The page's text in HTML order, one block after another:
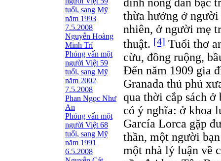
tuổi, sang Mỹ
năm 1993
7.5.2008
Nguyễn Hoàng
Minh Trí
Phỏng vấn một
người Việt 59
tuổi, sang Mỹ
năm 2002
7.5.2008
Phan Ngọc Như
An
Phỏng vấn một
người Việt 68
tuổi, sang Mỹ
năm 1991
6.5.2008
thừa hưởng ở
nhiên, ở người mẹ
thuật. [4] Tuổi thơ
cừu, đồng ruộng,
Đến năm 1909 gia
Granada thủ phủ
qua thời cắp sách
có ý nghĩa: ở khoa
García Lorca gặp
thần, một người
một nhà lý luận về